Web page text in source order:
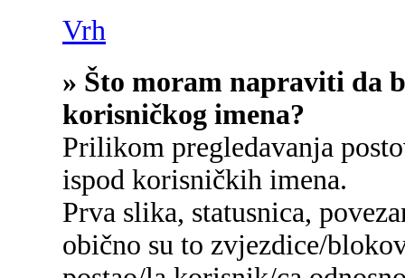
Vrh
» Što moram napraviti da
korisničkog imena?
Prilikom pregledavanja
ispod korisničkih imena.
Prva slika, statusnica,
obično su to zvjezdice/